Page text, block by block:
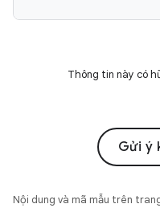
Thông tin này có
Gửi ý
Nội dung và mã mẫu trên